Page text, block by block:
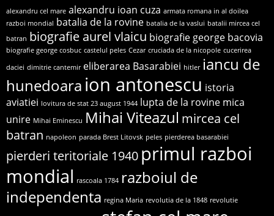
alexandru cel mare alexandru ioan cuza armata romana in al doilea
razboi mondial batalia de la rovine batalia de la vaslui batalii mircea cel
batran biografie aurel vlaicu biografie george bacovia
biografie george cosbuc castelul peles Cezar cruciada de la nicopole cucerirea
daciei dimitrie cantemir eliberarea Basarabiei hitler iancu de
hunedoara ion antonescu istoria
aviatiei lovitura de stat 23 august 1944 lupta de la rovine mica
unire Mihai Eminescu Mihai Viteazul mircea cel
batran napoleon parada Brest Litovsk peles pierderea basarabiei
pierderi teritoriale 1940 primul razboi
mondial rascoala 1784 razboiul de
independenta regina Maria revolutia de la 1848 revolutie